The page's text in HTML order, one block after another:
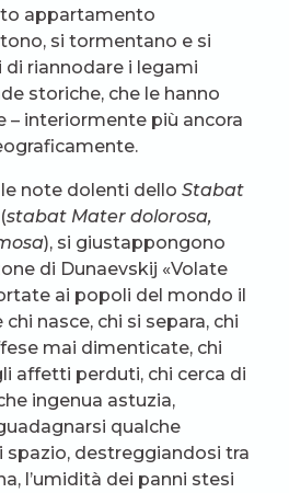
appartamento
si tormentano e si
di riannodare i legami
storiche, che le hanno
– interiormente più ancora
note dolenti dello Stabat
stabat Mater dolorosa,
), si giustappongono
di Dunaevskij «Volate
ai popoli del mondo il
nasce, chi si separa, chi
mai dimenticate, chi
affetti perduti, chi cerca di
ingenua astuzia,
qualche
destreggiandosi tra
l’umidità dei panni stesi